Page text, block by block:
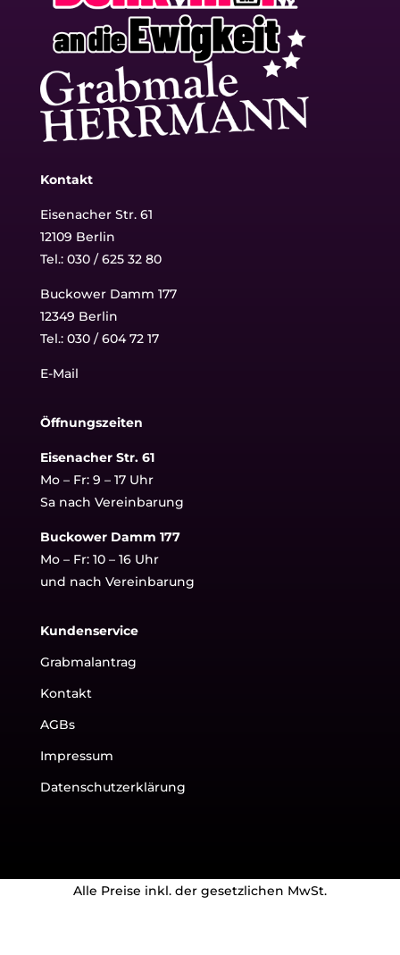
Kontakt
Eisenacher Str. 61
12109 Berlin
Tel.: 030 / 625 32 80
Buckower Damm 177
12349 Berlin
Tel.: 030 / 604 72 17
E-Mail
Öffnungszeiten
Eisenacher Str. 61
Mo – Fr: 9 – 17 Uhr
Sa nach Vereinbarung
Buckower Damm 177
Mo – Fr: 10 – 16 Uhr
und nach Vereinbarung
Kundenservice
Grabmalantrag
Kontakt
AGBs
Impressum
Datenschutzerklärung
Alle Preise inkl. der gesetzlichen MwSt.